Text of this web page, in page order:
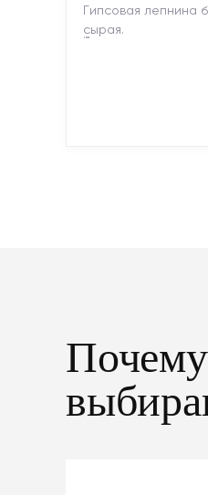
Гипсовая лепнина
сырая.